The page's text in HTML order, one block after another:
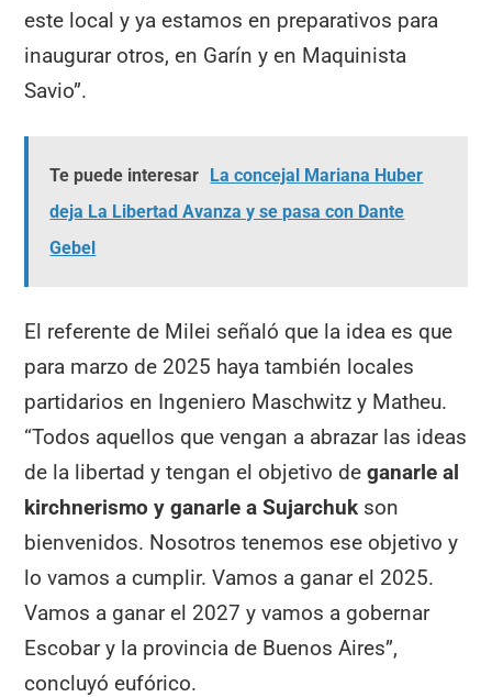
este local y ya estamos en preparativos para
inaugurar otros, en Garín y en Maquinista
Savio”.
Te puede interesar La concejal Mariana Huber
deja La Libertad Avanza y se pasa con Dante
Gebel
El referente de Milei señaló que la idea es que
para marzo de 2025 haya también locales
partidarios en Ingeniero Maschwitz y Matheu.
“Todos aquellos que vengan a abrazar las ideas
de la libertad y tengan el objetivo deganarle al
kirchnerismo y ganarle a Sujarchuk son
bienvenidos. Nosotros tenemos ese objetivo y
lo vamos a cumplir. Vamos a ganar el 2025.
Vamos a ganar el 2027 y vamos a gobernar
Escobar y la provincia de Buenos Aires”,
concluyó eufórico.